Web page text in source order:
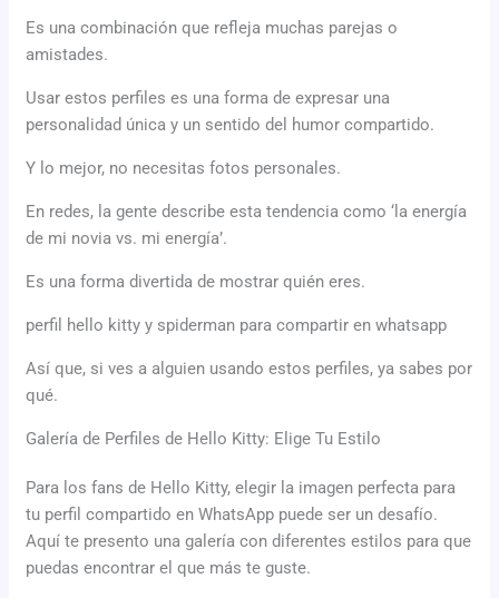
Es una combinación que refleja muchas parejas o
amistades.
Usar estos perfiles es una forma de expresar una
personalidad única y un sentido del humor compartido.
Y lo mejor, no necesitas fotos personales.
En redes, la gente describe esta tendencia como ‘la energía
de mi novia vs. mi energía’.
Es una forma divertida de mostrar quién eres.
perfil hello kitty y spiderman para compartir en whatsapp
Así que, si ves a alguien usando estos perfiles, ya sabes por
qué.
Galería de Perfiles de Hello Kitty: Elige Tu Estilo
Para los fans de Hello Kitty, elegir la imagen perfecta para
tu perfil compartido en WhatsApp puede ser un desafío.
Aquí te presento una galería con diferentes estilos para que
puedas encontrar el que más te guste.